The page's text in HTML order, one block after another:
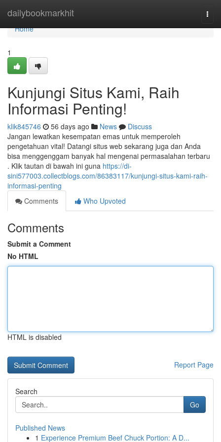
dailybookmarkhit
Home
Home
1
Kunjungi Situs Kami, Raih
Informasi Penting!
klik845746 56 days ago News
Discuss
Jangan lewatkan kesempatan emas untuk memperoleh
pengetahuan vital! Datangi situs web sekarang juga dan Anda
bisa menggenggam banyak hal mengenai permasalahan terbaru
. Klik tautan di bawah ini guna https://di-
sini577003.collectblogs.com/86383117/kunjungi-situs-kami-raih-
informasi-penting
Comments
Who Upvoted
Comments
Submit a Comment
No HTML
HTML is disabled
Report Page
Search
Go
Published News
1 Experience Premium Beef Chuck Portion: A D...